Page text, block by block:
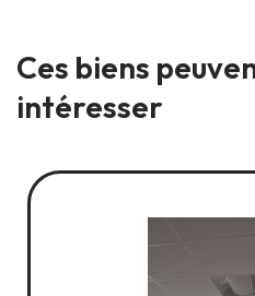
Ces biens
intéresser